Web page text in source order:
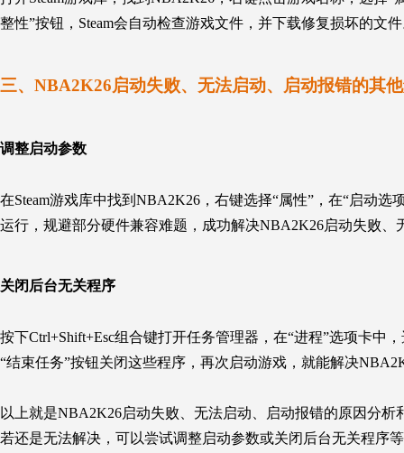
整性”按钮，Steam会自动检查游戏文件，并下载修复损坏的文
三、NBA2K26启动失败、无法启动、启动报错的其
调整启动参数
在Steam游戏库中找到NBA2K26，右键选择“属性”，在“启动
运行，规避部分硬件兼容难题，成功解决NBA2K26启动失败、
关闭后台无关程序
按下Ctrl+Shift+Esc组合键打开任务管理器，在“进程”选项卡
“结束任务”按钮关闭这些程序，再次启动游戏，就能解决
以上就是NBA2K26启动失败、无法启动、启动报错的原因分
若还是无法解决，可以尝试调整启动参数或关闭后台无关程序